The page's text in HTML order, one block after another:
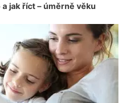
jak říct – úměrně věku